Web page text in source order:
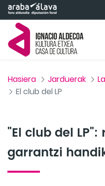
Eduki nagusira joan
Hasiera Jarduerak
El club del LP
"El club del
garrantzi